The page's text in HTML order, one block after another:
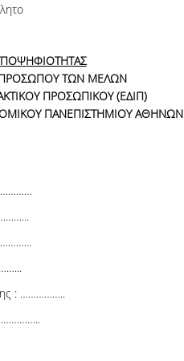
ΤΩΝ ΜΕΛΩΝ
ΠΡΟΣΩΠΙΚΟΥ (ΕΔΙΠ)
ΠΑΝΕΠΙΣΤΗΜΙΟΥ ΑΘΗΝΩΝ
: ……………..